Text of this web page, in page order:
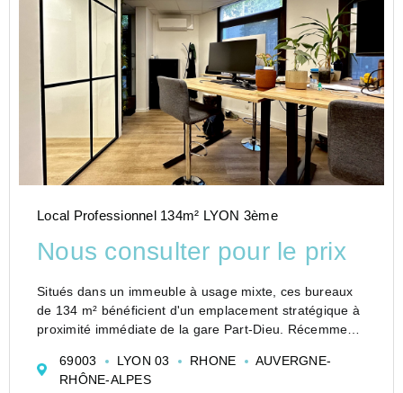
Local Professionnel 134m² LYON 3ème
Nous consulter pour le prix
Situés dans un immeuble à usage mixte, ces bureaux
de 134 m² bénéficient d'un emplacement stratégique à
proximité immédiate de la gare Part-Dieu. Récemment
décorés avec soin par une décoratrice d'...
69003 LYON 03 RHONE
AUVERGNE-
RHÔNE-ALPES